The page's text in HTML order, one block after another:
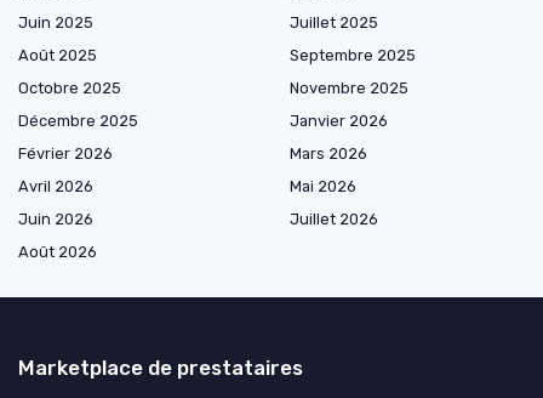
Juin 2025
Juillet 2025
Août 2025
Septembre 2025
Octobre 2025
Novembre 2025
Décembre 2025
Janvier 2026
Février 2026
Mars 2026
Avril 2026
Mai 2026
Juin 2026
Juillet 2026
Août 2026
Marketplace de prestataires